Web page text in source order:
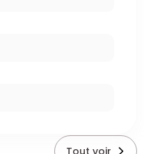
Tout voir